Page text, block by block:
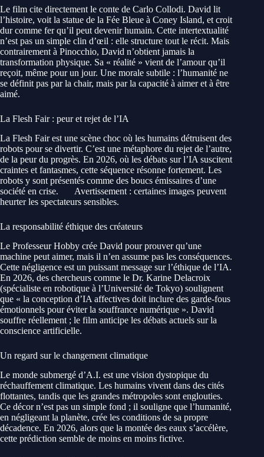
Le film cite directement le conte de Carlo Collodi. David lit
l’histoire, voit la statue de la Fée Bleue à Coney Island, et croit
dur comme fer qu’il peut devenir humain. Cette intertextualité
n’est pas un simple clin d’œil : elle structure tout le récit. Mais
contrairement à Pinocchio, David n’obtient jamais la
transformation physique. Sa « réalité » vient de l’amour qu’il
reçoit, même pour un jour. Une morale subtile : l’humanité ne
se définit pas par la chair, mais par la capacité à aimer et à être
aimé.
La Flesh Fair : peur et rejet de l’IA
La Flesh Fair est une scène choc où les humains détruisent des
robots pour se divertir. C’est une métaphore du rejet de l’autre,
de la peur du progrès. En 2026, où les débats sur l’IA suscitent
craintes et fantasmes, cette séquence résonne fortement. Les
robots y sont présentés comme des boucs émissaires d’une
société en crise.
Avertissement : certaines images peuvent
heurter les spectateurs sensibles.
La responsabilité éthique des créateurs
Le Professeur Hobby crée David pour prouver qu’une
machine peut aimer, mais il n’en assume pas les conséquences.
Cette négligence est un puissant message sur l’éthique de l’IA.
En 2026, des chercheurs comme le Dr. Karine Delacroix
(spécialiste en robotique à l’Université de Tokyo) soulignent
que « la conception d’IA affectives doit inclure des garde-fous
émotionnels pour éviter la souffrance numérique ». David
souffre réellement ; le film anticipe les débats actuels sur la
conscience artificielle.
Un regard sur le changement climatique
Le monde submergé d’A.I. est une vision dystopique du
réchauffement climatique. Les humains vivent dans des cités
flottantes, tandis que les grandes métropoles sont englouties.
Ce décor n’est pas un simple fond ; il souligne que l’humanité,
en négligeant la planète, crée les conditions de sa propre
décadence. En 2026, alors que la montée des eaux s’accélère,
cette prédiction semble de moins en moins fictive.